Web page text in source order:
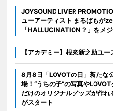
JOYSOUND LIVER
ューアーティスト まるぱもが
「HALLUCINATION？」をメ
【アカデミー】根來新之助ユ
8月8日「LOVOTの日」新たな
場！“うちの子”の写真や
だけのオリジナルグッズが作れ
がスタート